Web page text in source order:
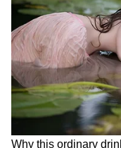
মূল সমস্যার
দীর্ঘ আবেদনপত্র,
পরিবারের সব
প্রয়োজনীয়